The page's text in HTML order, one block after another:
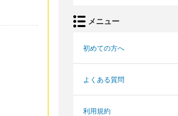
メニュー
初めての方へ
よくある質問
利用規約